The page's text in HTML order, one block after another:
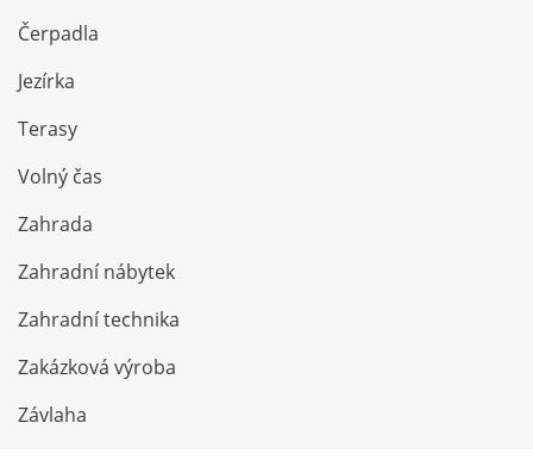
Čerpadla
Jezírka
Terasy
Volný čas
Zahrada
Zahradní nábytek
Zahradní technika
Zakázková výroba
Závlaha